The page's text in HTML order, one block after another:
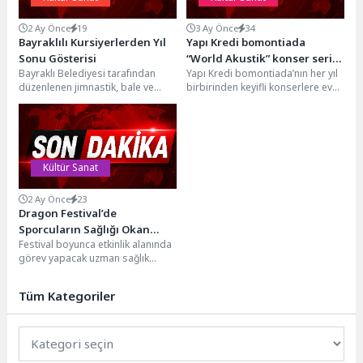
2 Ay Önce 19
Bayraklılı Kursiyerlerden Yıl
Sonu Gösterisi
Bayraklı Belediyesi tarafından
düzenlenen jimnastik, bale ve
modern dans kurslarına katılan
yüzlerce kursiyer, yıl sonu...
3 Ay Önce 34
Yapı Kredi bomontiada
“World Akustik” konser serisi
Gaye Su Akyol ile başlıyor!
Yapı Kredi bomontiada’nın her yıl
birbirinden keyifli konserlere ev
Kültür Sanat
2 Ay Önce 23
Dragon Festival’de
Sporcuların Sağlığı Okan
Sağlık Grubu’na Emanet
Festival boyunca etkinlik alanında
görev yapacak uzman sağlık
sağlık...
Tüm Kategoriler